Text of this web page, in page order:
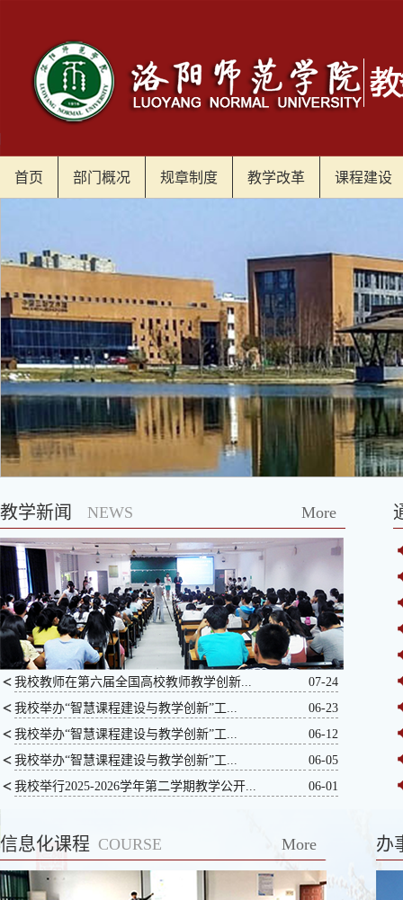
首页 部门概况 规章制度 教学改革 课程建设
教学新闻 NEWS More
我校教师在第六届全国高校教师教学创新...
07-24
我校举办“智慧课程建设与教学创新”工...
06-23
我校举办“智慧课程建设与教学创新”工...
06-12
我校举办“智慧课程建设与教学创新”工...
06-05
我校举行2025-2026学年第二学期教学公开...
06-01
信息化课程 COURSE More 办